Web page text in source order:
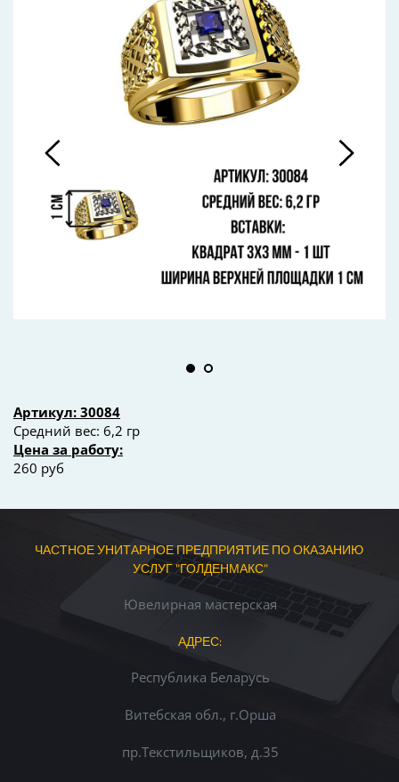
Артикул: 30084
Средний вес: 6,2 гр
Цена за работу:
260 руб
ЧАСТНОЕ УНИТАРНОЕ ПРЕДПРИЯТИЕ ПО ОКАЗАНИЮ
УСЛУГ "ГОЛДЕНМАКС"
Ювелирная мастерская
АДРЕС:
Республика Беларусь
Витебская обл., г.Орша
пр.Текстильщиков, д.35